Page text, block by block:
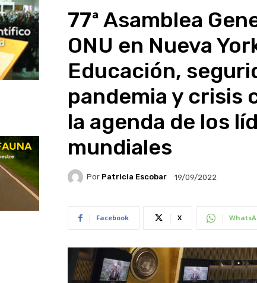
77ª Asamblea
ONU en Nueva York
Educación,
pandemia y crisis
la agenda de los
mundiales
Por Patricia Escobar 19/09/2022
Facebook X